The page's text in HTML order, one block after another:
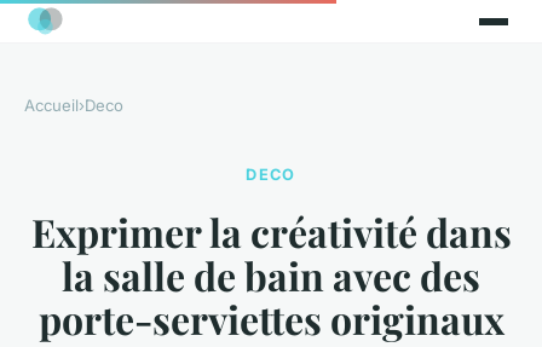
Accueil›Deco
DECO
Exprimer la créativité dans
la salle de bain avec des
porte-serviettes originaux